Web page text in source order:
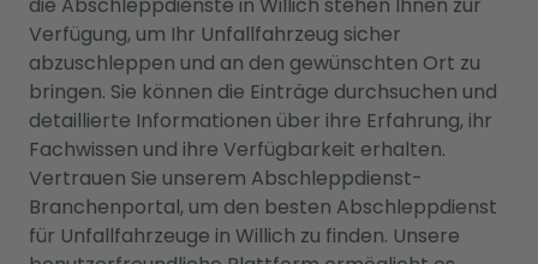
Verfügung, um Ihr Unfallfahrzeug sicher
abzuschleppen und an den gewünschten Ort zu
bringen. Sie können die Einträge durchsuchen und
detaillierte Informationen über ihre Erfahrung, ihr
Fachwissen und ihre Verfügbarkeit erhalten.
Vertrauen Sie unserem Abschleppdienst-
Branchenportal, um den besten Abschleppdienst
für Unfallfahrzeuge in Willich zu finden. Unsere